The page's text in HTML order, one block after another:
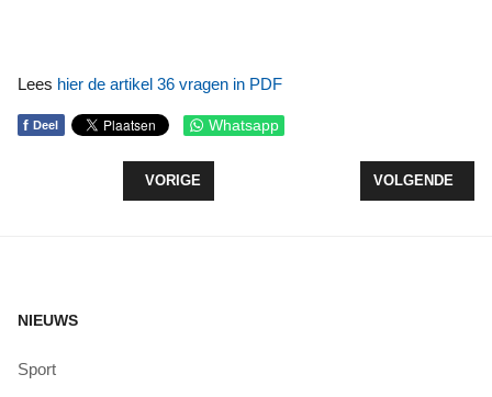
Lees hier de artikel 36 vragen in PDF
f Deel Whatsapp
VORIG ARTIKEL: MAATWERK BIJ GIFTEN IN
VORIGE VOLGENDE
VOLGENDE
NIEUWS
Sport